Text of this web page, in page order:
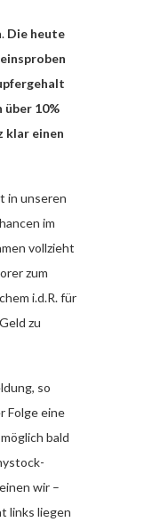
Die heute
über 10%
klar einen
in unseren
im
vollzieht
zum
i.d.R. für
zu
so
Folge eine
bald
wir –
links liegen